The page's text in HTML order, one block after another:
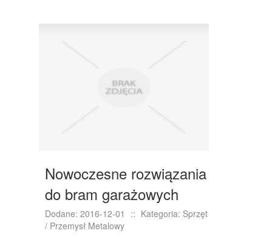
DOMY, MIESZKANIA
KURSY I SZKOLENIA
TŁUMACZENIA
BIZNES ONLINE
Nowoczesne rozwiązania
do bram garażowych
Dodane: 2016-12-01 :: Kategoria: Sprzęt
/ Przemysł Metalowy